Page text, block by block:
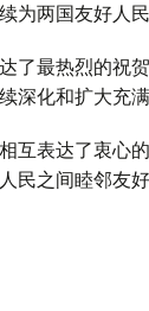
为两国友好人民
了最热烈的祝
深化和扩大充满
互表达了衷心
民之间睦邻友好